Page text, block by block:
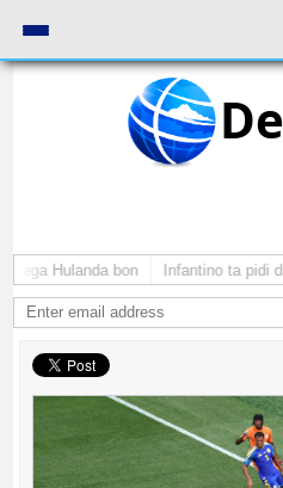
Hulanda bon Infantino ta pidi